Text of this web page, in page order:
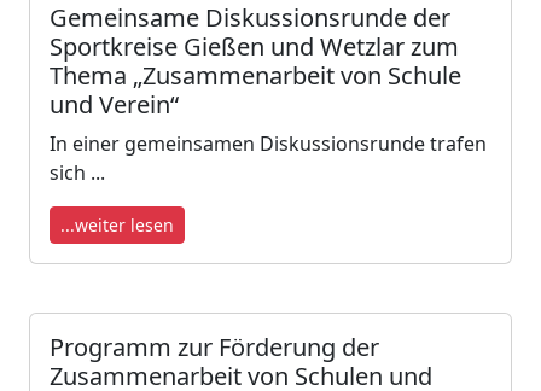
Gemeinsame Diskussionsrunde der
Sportkreise Gießen und Wetzlar zum
Thema „Zusammenarbeit von Schule
und Verein“
In einer gemeinsamen Diskussionsrunde trafen
sich ...
...weiter lesen
Programm zur Förderung der
Zusammenarbeit von Schulen und